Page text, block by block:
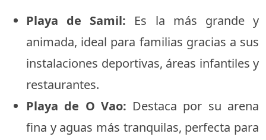
Playa de Samil: Es la más grande y
animada, ideal para familias gracias a sus
instalaciones deportivas, áreas infantiles y
restaurantes.
Playa de O Vao: Destaca por su arena
fina y aguas más tranquilas, perfecta para